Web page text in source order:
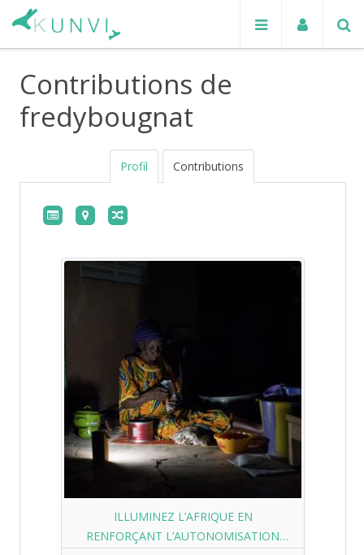
Contributions de
fredybougnat
Profil Contributions
ILLUMINEZ L’AFRIQUE EN
RENFORÇANT L’AUTONOMISATION